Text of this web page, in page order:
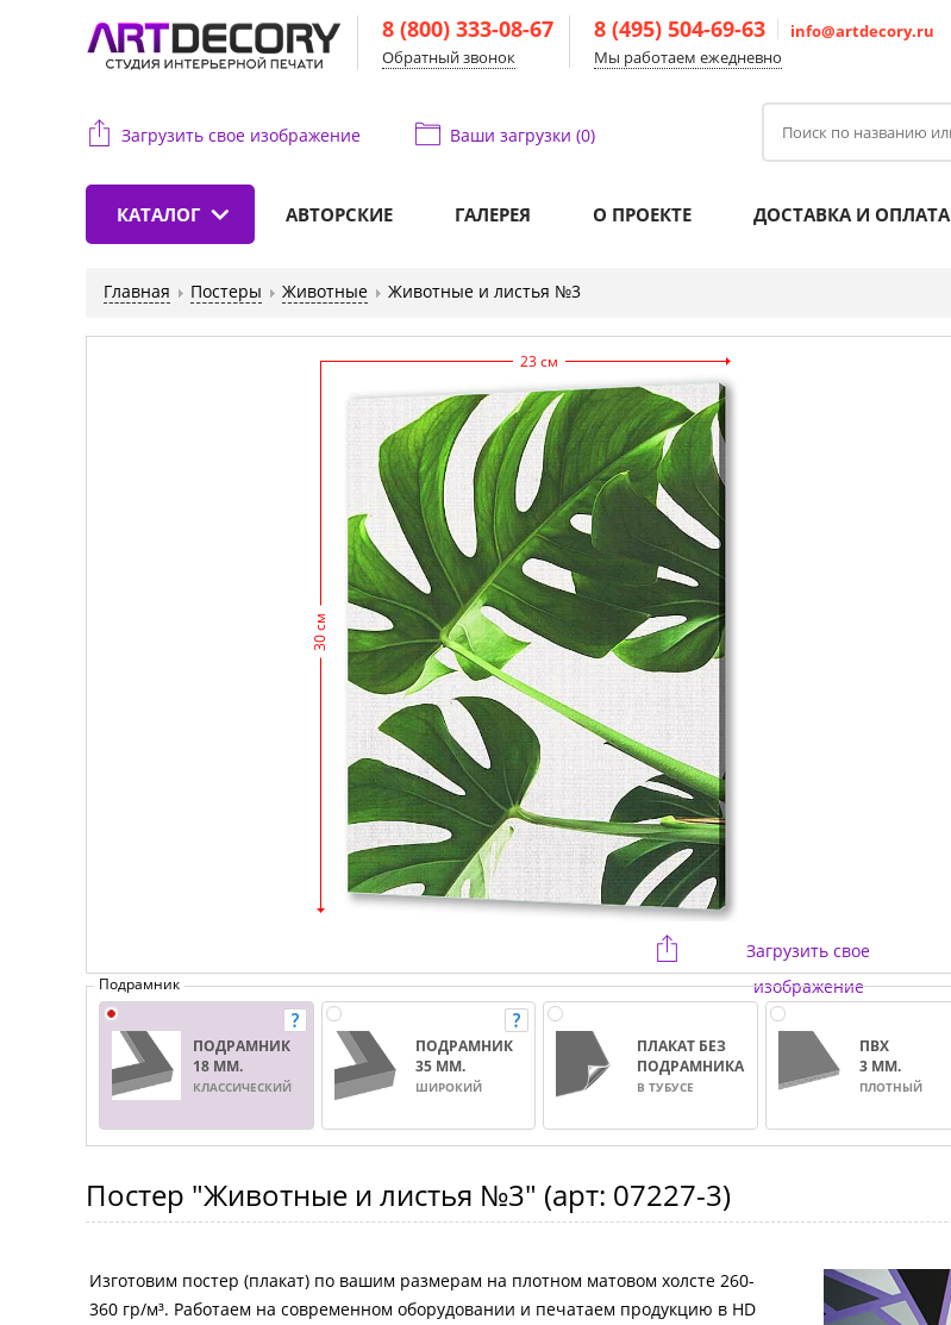
8 (800) 333-08-67
Обратный звонок
8 (495) 504-69-63
info@artdecory.ru
Мы работаем ежедневно
Загрузить свое изображение Ваши загрузки (0)
КАТАЛОГ АВТОРСКИЕ ГАЛЕРЕЯ О ПРОЕКТЕ ДОСТАВКА И ОПЛАТА
Главная Постеры Животные Животные и листья №3
23 см
30 см
Загрузить свое
изображение
Подрамник
ПОДРАМНИК
18 ММ.
КЛАССИЧЕСКИЙ
ПОДРАМНИК
35 ММ.
ШИРОКИЙ
ПЛАКАТ БЕЗ
ПОДРАМНИКА
В ТУБУСЕ
ПВХ
3 ММ.
ПЛОТНЫЙ
Постер "Животные и листья №3" (арт: 07227-3)
Изготовим постер (плакат) по вашим размерам на плотном матовом холсте 260-
360 гр/м³. Работаем на современном оборудовании и печатаем продукцию в HD